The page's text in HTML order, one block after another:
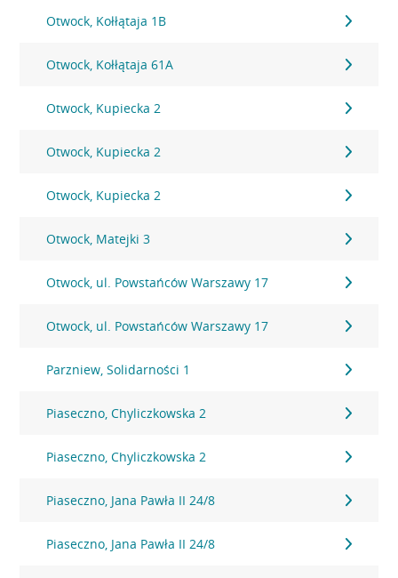
Otwock, Kołłątaja 1B
Otwock, Kołłątaja 61A
Otwock, Kupiecka 2
Otwock, Kupiecka 2
Otwock, Kupiecka 2
Otwock, Matejki 3
Otwock, ul. Powstańców Warszawy 17
Otwock, ul. Powstańców Warszawy 17
Parzniew, Solidarności 1
Piaseczno, Chyliczkowska 2
Piaseczno, Chyliczkowska 2
Piaseczno, Jana Pawła II 24/8
Piaseczno, Jana Pawła II 24/8